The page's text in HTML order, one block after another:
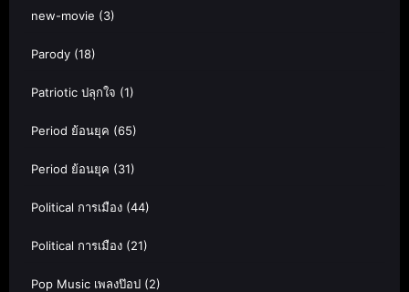
new-movie (3)
Parody (18)
Patriotic ปลุกใจ (1)
Period ย้อนยุค (65)
Period ย้อนยุค (31)
Political การเมือง (44)
Political การเมือง (21)
Pop Music เพลงป๊อป (2)